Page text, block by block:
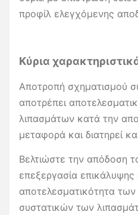
προφίλ ελεγχόμενης
Κύρια
Αποτροπή σχηματισμού
αποτρέπει
λιπασμάτων κατά την
μεταφορά και διατηρεί
Βελτιώστε την απόδοση
επεξεργασία επικάλυψης
αποτελεσματικότητα
συστατικών των